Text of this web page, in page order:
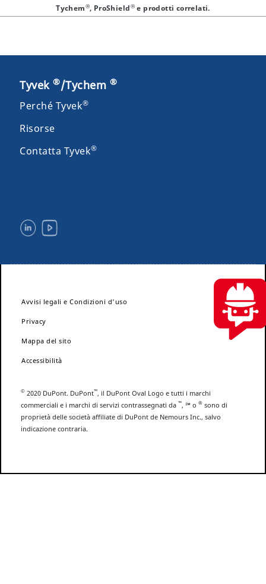
Tychem®, ProShield®e prodotti correlati.
Tyvek ®/Tychem ®
Perché Tyvek®
Risorse
Contatta Tyvek®
Avvisi legali e Condizioni d'uso
Privacy
Mappa del sito
Accessibilità
© 2020 DuPont. DuPont™, il DuPont Oval Logo e tutti i marchi
commerciali e i marchi di servizi contrassegnati da ™, ℠ o ® sono di
proprietà delle società affiliate di DuPont de Nemours Inc., salvo
indicazione contraria.